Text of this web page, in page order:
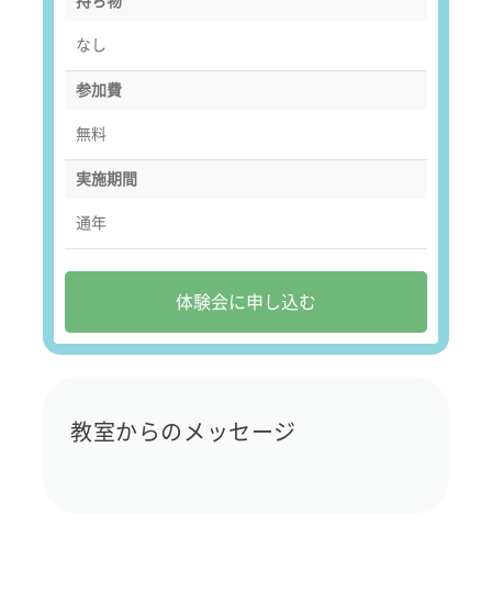
なし
参加費
無料
実施期間
通年
体験会に申し込む
教室からのメッセージ